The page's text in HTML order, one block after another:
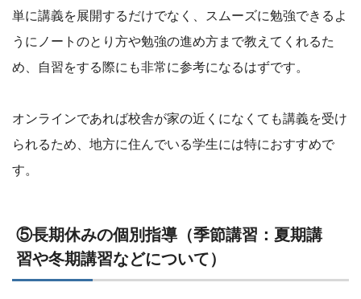
単に講義を展開するだけでなく、スムーズに勉強できるよ
うにノートのとり方や勉強の進め方まで教えてくれるた
め、自習をする際にも非常に参考になるはずです。
オンラインであれば校舎が家の近くになくても講義を受け
られるため、地方に住んでいる学生には特におすすめで
す。
⑤長期休みの個別指導（季節講習：夏期講
習や冬期講習などについて）